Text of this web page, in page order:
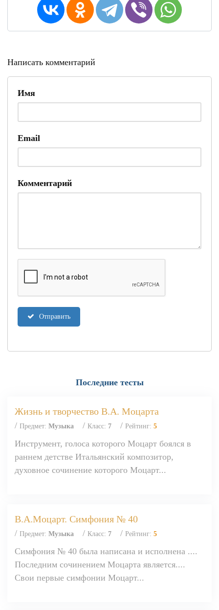
Написать комментарий
Имя
Email
Комментарий
Отправить
Последние тесты
Жизнь и творчество В.А. Моцарта
/ Предмет: Музыка / Класс: 7 / Рейтинг: 5
Инструмент, голоса которого Моцарт боялся в
раннем детстве Итальянский композитор,
духовное сочинение которого Моцарт...
В.А.Моцарт. Симфония № 40
/ Предмет: Музыка / Класс: 7 / Рейтинг: 5
Симфония № 40 была написана и исполнена ....
Последним сочинением Моцарта является....
Свои первые симфонии Моцарт...